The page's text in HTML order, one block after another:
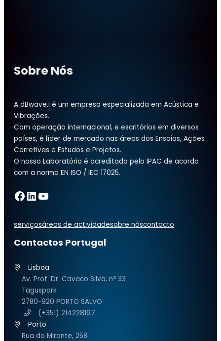
Sobre Nós
A dBwave.i é um empresa especializada em Acústica e
Vibrações.
Com operação internacional, e escritórios em diversos
países, é líder de mercado nas áreas dos Ensaios, Ações
Corretivas e Estudos e Projetos.
O nosso Laboratório é acreditado pelo IPAC de acordo
com a norma EN ISO / IEC 17025.
Facebook LinkedIn YouTube
serviçosáreas de actividadesobre nóscontacto
Contactos Portugal
Lisboa
Av. Prof. Dr. Cavaco Silva, nº 33
Taguspark
2780-920 PORTO SALVO
(+351) 214228197
Porto
Rua do Mirante, 258